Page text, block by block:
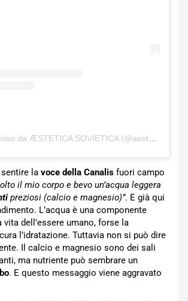
Un post condiviso da ÆSTETICA SOVIETICA (@aesteticasovietica)
la voce della Canalis fuori campo
il mio corpo e bevo un’acqua leggera
preziosi (calcio e magnesio)”. E già qui
L’acqua è una componente
vita dell’essere umano, forse la
l’idratazione. Tuttavia non si può dire
Il calcio e magnesio sono dei sali
ma nutriente può sembrare un
. E questo messaggio viene aggravato